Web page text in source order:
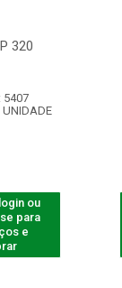
320
5407
ou
para
e